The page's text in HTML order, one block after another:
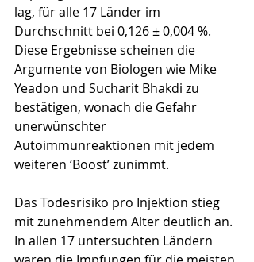
lag, für alle 17 Länder im
Durchschnitt bei 0,126 ± 0,004 %.
Diese Ergebnisse scheinen die
Argumente von Biologen wie Mike
Yeadon und Sucharit Bhakdi zu
bestätigen, wonach die Gefahr
unerwünschter
Autoimmunreaktionen mit jedem
weiteren ‘Boost’ zunimmt.
Das Todesrisiko pro Injektion stieg
mit zunehmendem Alter deutlich an.
In allen 17 untersuchten Ländern